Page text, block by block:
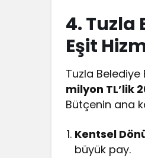
4. Tuzla
Eşit
Tuzla Belediye
milyon TL’lik
Bütçenin ana
Kentsel
büyük pay.